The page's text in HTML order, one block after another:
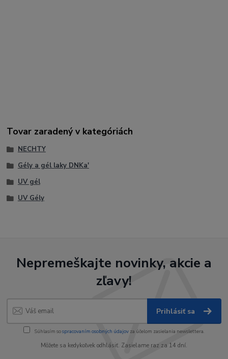
Tovar zaradený v kategóriách
NECHTY
Gély a gél laky DNKa'
UV gél
UV Gély
Nepremeškajte novinky, akcie a
zľavy!
Prihlásiť sa
Súhlasím sospracovaním osobných údajov za účelom zasielania newslettera.
Môžete sa kedykoľvek odhlásiť. Zasielame raz za 14 dní.